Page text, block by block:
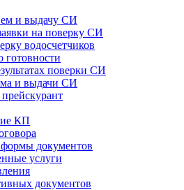
и выдачу СИ
на поверку СИ
водосчетчиков
поверки СИ
и выдачи СИ
КП
документов
услуги
документов